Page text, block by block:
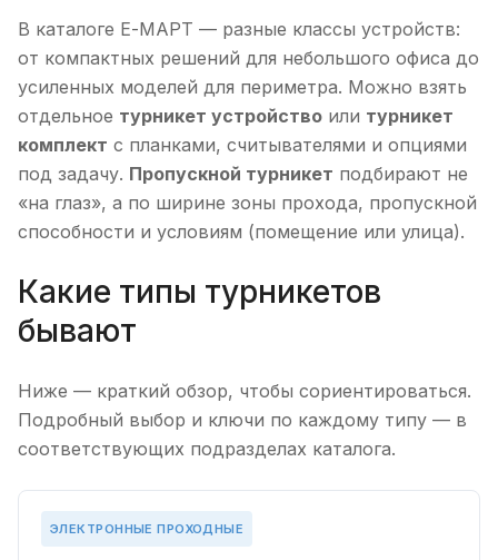
В каталоге Е-МАРТ — разные классы устройств:
от компактных решений для небольшого офиса до
усиленных моделей для периметра. Можно взять
отдельное турникет устройство или турникет
комплект с планками, считывателями и опциями
под задачу. Пропускной турникет подбирают не
«на глаз», а по ширине зоны прохода, пропускной
способности и условиям (помещение или улица).
Какие типы турникетов
бывают
Ниже — краткий обзор, чтобы сориентироваться.
Подробный выбор и ключи по каждому типу — в
соответствующих подразделах каталога.
ЭЛЕКТРОННЫЕ ПРОХОДНЫЕ